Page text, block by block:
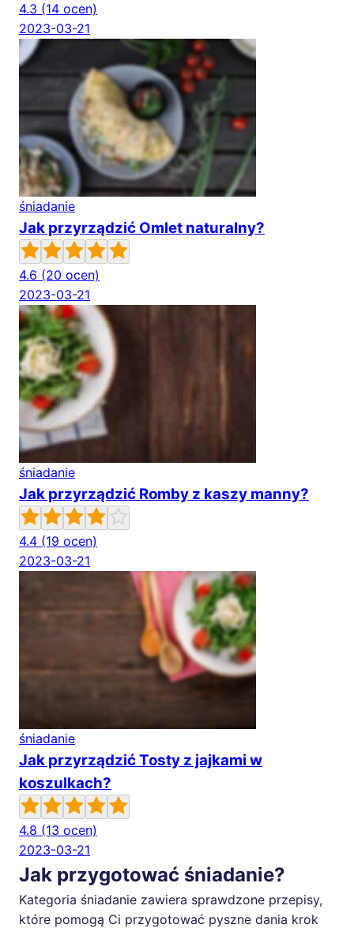
4.3 (14 ocen)
2023-03-21
śniadanie
Jak przyrządzić Omlet naturalny?
4.6 (20 ocen)
2023-03-21
śniadanie
Jak przyrządzić Romby z kaszy manny?
4.4 (19 ocen)
2023-03-21
śniadanie
Jak przyrządzić Tosty z jajkami w
koszulkach?
4.8 (13 ocen)
2023-03-21
Jak przygotować śniadanie?
Kategoria śniadanie zawiera sprawdzone przepisy,
które pomogą Ci przygotować pyszne dania krok